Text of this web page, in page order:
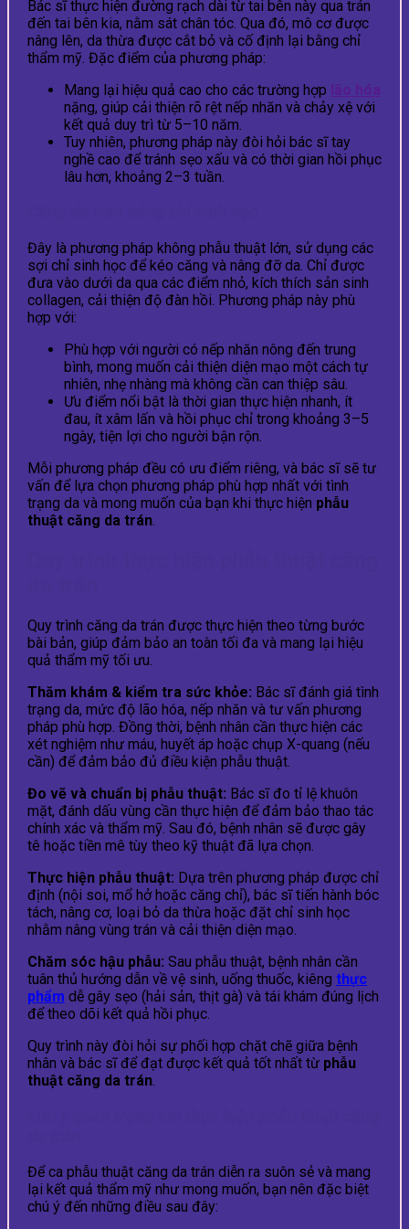
Bác sĩ thực hiện đường rạch dài từ tai bên này qua trán
đến tai bên kia, nằm sát chân tóc. Qua đó, mô cơ được
nâng lên, da thừa được cắt bỏ và cố định lại bằng chỉ
thẩm mỹ. Đặc điểm của phương pháp:
Mang lại hiệu quả cao cho các trường hợp
lão hóa
nặng, giúp cải thiện rõ rệt nếp nhăn và chảy xệ với
kết quả duy trì từ 5–10 năm.
Tuy nhiên, phương pháp này đòi hỏi bác sĩ tay
nghề cao để tránh sẹo xấu và có thời gian hồi phục
lâu hơn, khoảng 2–3 tuần.
Đây là phương pháp không phẫu thuật lớn, sử dụng các
sợi chỉ sinh học để kéo căng và nâng đỡ da. Chỉ được
đưa vào dưới da qua các điểm nhỏ, kích thích sản sinh
collagen, cải thiện độ đàn hồi. Phương pháp này phù
hợp với:
Phù hợp với người có nếp nhăn nông đến trung
bình, mong muốn cải thiện diện mạo một cách tự
nhiên, nhẹ nhàng mà không cần can thiệp sâu.
Ưu điểm nổi bật là thời gian thực hiện nhanh, ít
đau, ít xâm lấn và hồi phục chỉ trong khoảng 3–5
ngày, tiện lợi cho người bận rộn.
Mỗi phương pháp đều có ưu điểm riêng, và bác sĩ sẽ tư
vấn để lựa chọn phương pháp phù hợp nhất với tình
trạng da và mong muốn của bạn khi thực hiện phẫu
thuật căng da trán.
Quy trình căng da trán được thực hiện theo từng bước
bài bản, giúp đảm bảo an toàn tối đa và mang lại hiệu
quả thẩm mỹ tối ưu.
Thăm khám & kiểm tra sức khỏe: Bác sĩ đánh giá tình
trạng da, mức độ lão hóa, nếp nhăn và tư vấn phương
pháp phù hợp. Đồng thời, bệnh nhân cần thực hiện các
xét nghiệm như máu, huyết áp hoặc chụp X-quang (nếu
cần) để đảm bảo đủ điều kiện phẫu thuật.
Đo vẽ và chuẩn bị phẫu thuật: Bác sĩ đo tỉ lệ khuôn
mặt, đánh dấu vùng cần thực hiện để đảm bảo thao tác
chính xác và thẩm mỹ. Sau đó, bệnh nhân sẽ được gây
tê hoặc tiền mê tùy theo kỹ thuật đã lựa chọn.
Thực hiện phẫu thuật: Dựa trên phương pháp được chỉ
định (nội soi, mổ hở hoặc căng chỉ), bác sĩ tiến hành bóc
tách, nâng cơ, loại bỏ da thừa hoặc đặt chỉ sinh học
nhằm nâng vùng trán và cải thiện diện mạo.
Chăm sóc hậu phẫu: Sau phẫu thuật, bệnh nhân cần
tuân thủ hướng dẫn về vệ sinh, uống thuốc, kiêng thực
phẩm dễ gây sẹo (hải sản, thịt gà) và tái khám đúng lịch
để theo dõi kết quả hồi phục.
Quy trình này đòi hỏi sự phối hợp chặt chẽ giữa bệnh
nhân và bác sĩ để đạt được kết quả tốt nhất từ phẫu
thuật căng da trán.
Để ca phẫu thuật căng da trán diễn ra suôn sẻ và mang
lại kết quả thẩm mỹ như mong muốn, bạn nên đặc biệt
chú ý đến những điều sau đây: